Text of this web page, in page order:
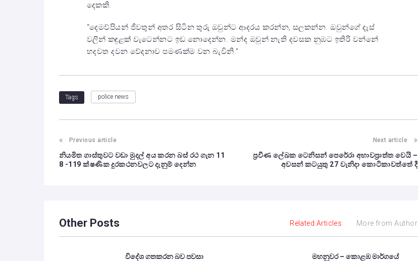
දෙකකි.
“දෙමව්පියන් ජීවතුන් අතර සිටින තුරු ඔවුන්ට ආදරය කරන්න, සලකන්න. ඔවුන්ගේ දෑස්
වලින් කඳුළක් වැටෙන්නට ඉඩ නොදෙන්න. මන්ද ඔවුන් නැති දවසක නුඹට ඉතිරි වන්නේ
හදවත දවන වේදනාව පමණක්ම වන බැවිනි.”
Tags police news
Previous article
නියමිත ගාස්තුවට වඩා මුදල් අය කරන බස් රථ ගැන 11
8 -119 ක්ෂණික දුරකථනවලට දැනුම් දෙන්න
Next article
ප්‍රවීණ ලේඛක ටෙනිසන් පෙරේරා අභාවප්‍රාත්ත වෙයි –
අවසන් කටයුතු 27 වැනිදා කොටිකාවත්තේ දී
Other Posts Related Articles More from Author
විදේශ ගතකරන බව පවසා
මහනුවර – කොළඹ මාර්ගයේ